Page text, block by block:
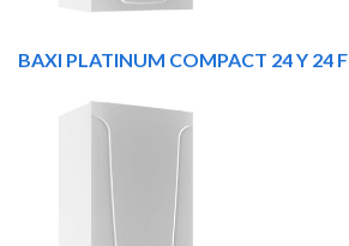
BAXI PLATINUM COMPACT 24 Y 24 F